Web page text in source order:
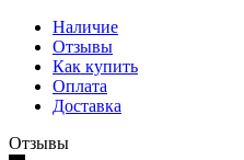
Наличие
Отзывы
Как купить
Оплата
Доставка
Отзывы